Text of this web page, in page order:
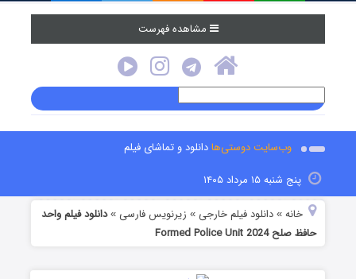
مشاهده فهرست
وب‌سایت دوستی‌هادانلود و تماشای فیلم
پنج شنبه ۱۵ مرداد ۱۴۰۵
خانه »دانلود فیلم خارجی » زیرنویس فارسی »دانلود فیلم واحد
حافظ صلح Formed Police Unit 2024